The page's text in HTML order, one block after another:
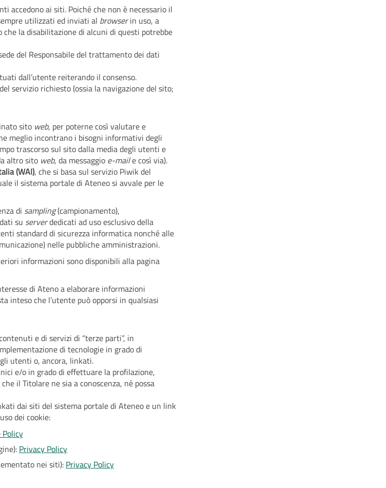
accedono ai siti. Poiché che non è necessario il
utilizzati ed inviati al browserin uso, a
la disabilitazione di alcuni di questi potrebbe
del Responsabile del trattamento dei dati
dall’utente reiterando il consenso.
servizio richiesto (ossia la navigazione del sito;
sito web, per poterne così valutare e
meglio incontrano i bisogni informativi degli
trascorso sul sito dalla media degli utenti e
altro sito web, da messaggio e-maile così via).
(WAI), che si basa sul servizio Piwik del
il sistema portale di Ateneo si avvale per le
di sampling(campionamento),
su serverdedicati ad uso esclusivo della
standard di sicurezza informatica nonché alle
nelle pubbliche amministrazioni.
informazioni sono disponibili alla pagina
di Ateno a elaborare informazioni
inteso che l’utente può opporsi in qualsiasi
e di servizi di “terze parti”, in
di tecnologie in grado di
utenti o, ancora, linkati.
e/o in grado di effettuare la profilazione,
il Titolare ne sia a conoscenza, né possa
dai siti del sistema portale di Ateneo e un link
dei cookie:
Policy
Privacy Policy
nei siti): Privacy Policy